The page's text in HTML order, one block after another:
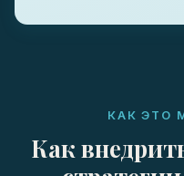
КАК ЭТО
Как